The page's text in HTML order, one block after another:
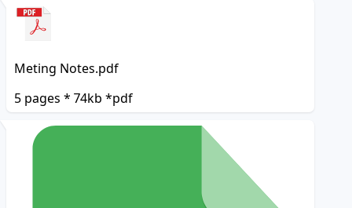
Meting Notes.pdf
5 pages * 74kb *pdf